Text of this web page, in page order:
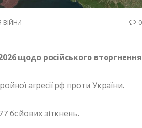
ВІЙНИ 0
щодо російського вторгнення
агресії рф проти України.
бойових зіткнень.